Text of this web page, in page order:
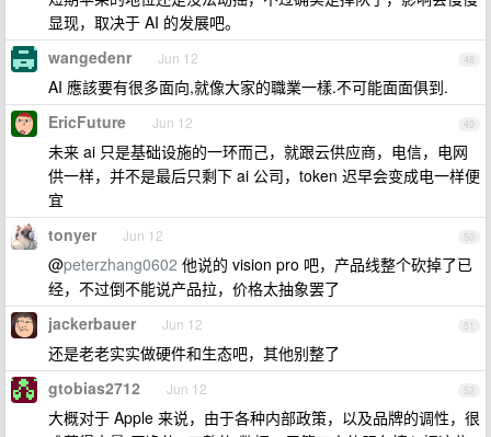
显现，取决于 AI 的发展吧。
48
wangedenr Jun 12
AI 應該要有很多面向,就像大家的職業一樣.不可能面面俱到.
49
EricFuture Jun 12
未来 ai 只是基础设施的一环而己，就跟云供应商，电信，电网
供一样，并不是最后只剩下 ai 公司，token 迟早会变成电一样便
宜
50
tonyer Jun 12
@peterzhang0602 他说的 vision pro 吧，产品线整个砍掉了已
经，不过倒不能说产品拉，价格太抽象罢了
51
jackerbauer Jun 12
还是老老实实做硬件和生态吧，其他别整了
52
gtobias2712 Jun 12
大概对于 Apple 来说，由于各种内部政策，以及品牌的调性，很